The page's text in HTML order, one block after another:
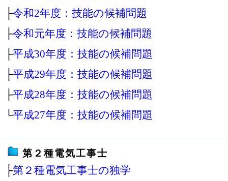
├令和2年度：技能の候補問題
├令和元年度：技能の候補問題
├平成30年度：技能の候補問題
├平成29年度：技能の候補問題
├平成28年度：技能の候補問題
└平成27年度：技能の候補問題
第２種電気工事士
├第２種電気工事士の独学